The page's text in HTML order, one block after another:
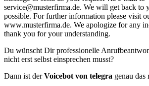
service@musterfirma.de. We will get back to
possible. For further information please visit
www.musterfirma.de. We apologize for any
thank you for your understanding.
Du wünscht Dir professionelle
nicht erst selbst einsprechen musst?
Dann ist derVoicebot von telegra genau